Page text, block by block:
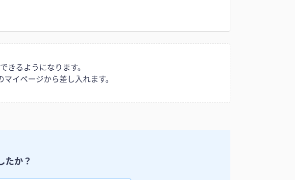
きるようになります。
イページから差し入れます。
たか？